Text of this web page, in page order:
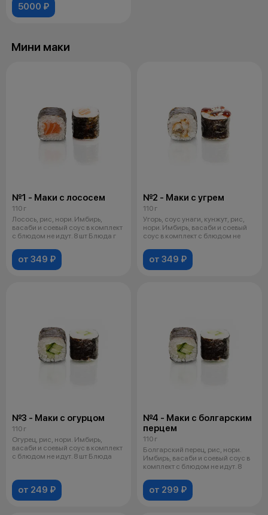
5000 ₽
Мини маки
№1 - Маки с лососем
110 г
Лосось, рис, нори. Имбирь,
васаби и соевый соус в комплект
с блюдом не идут. 8 шт Блюда г
от 349 ₽
№2 - Маки с угрем
110 г
Угорь, соус унаги, кунжут, рис,
нори. Имбирь, васаби и соевый
соус в комплект с блюдом не
от 349 ₽
№3 - Маки с огурцом
110 г
Огурец, рис, нори. Имбирь,
васаби и соевый соус в комплект
с блюдом не идут. 8 шт Блюда
от 249 ₽
№4 - Маки с болгарским
перцем
110 г
Болгарский перец, рис, нори.
Имбирь, васаби и соевый соус в
комплект с блюдом не идут. 8
от 299 ₽